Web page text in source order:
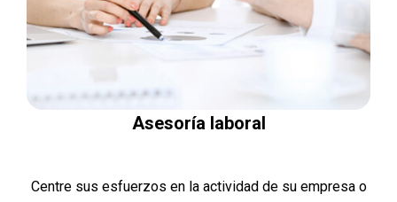
Asesoría laboral
Centre sus esfuerzos en la actividad de su empresa o